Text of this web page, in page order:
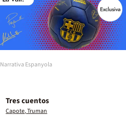
Narrativa Espanyola
Tres cuentos
Capote, Truman